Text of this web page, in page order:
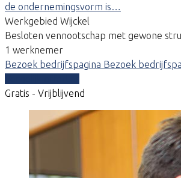
de ondernemingsvorm is…
Werkgebied Wijckel
Besloten vennootschap met gewone
1 werknemer
Bezoek bedrijfspagina Bezoek
Gratis - Vrijblijvend